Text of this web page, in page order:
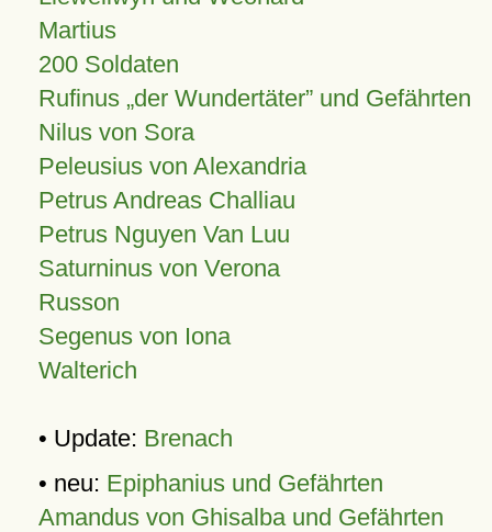
Martius
200 Soldaten
Rufinus „der Wundertäter” und Gefährten
Nilus von Sora
Peleusius von Alexandria
Petrus Andreas Challiau
Petrus Nguyen Van Luu
Saturninus von Verona
Russon
Segenus von Iona
Walterich
• Update: Brenach
• neu: Epiphanius und Gefährten
Amandus von Ghisalba und Gefährten